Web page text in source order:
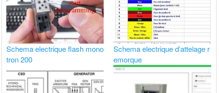
Schema electrique flash mono
tron 200
Schema electrique d’attelage r
emorque